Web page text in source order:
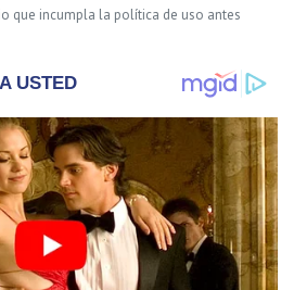
que incumpla la política de uso antes